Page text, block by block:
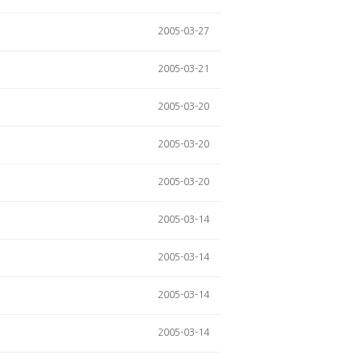
2005-03-27
2005-03-21
2005-03-20
2005-03-20
2005-03-20
2005-03-14
2005-03-14
2005-03-14
2005-03-14